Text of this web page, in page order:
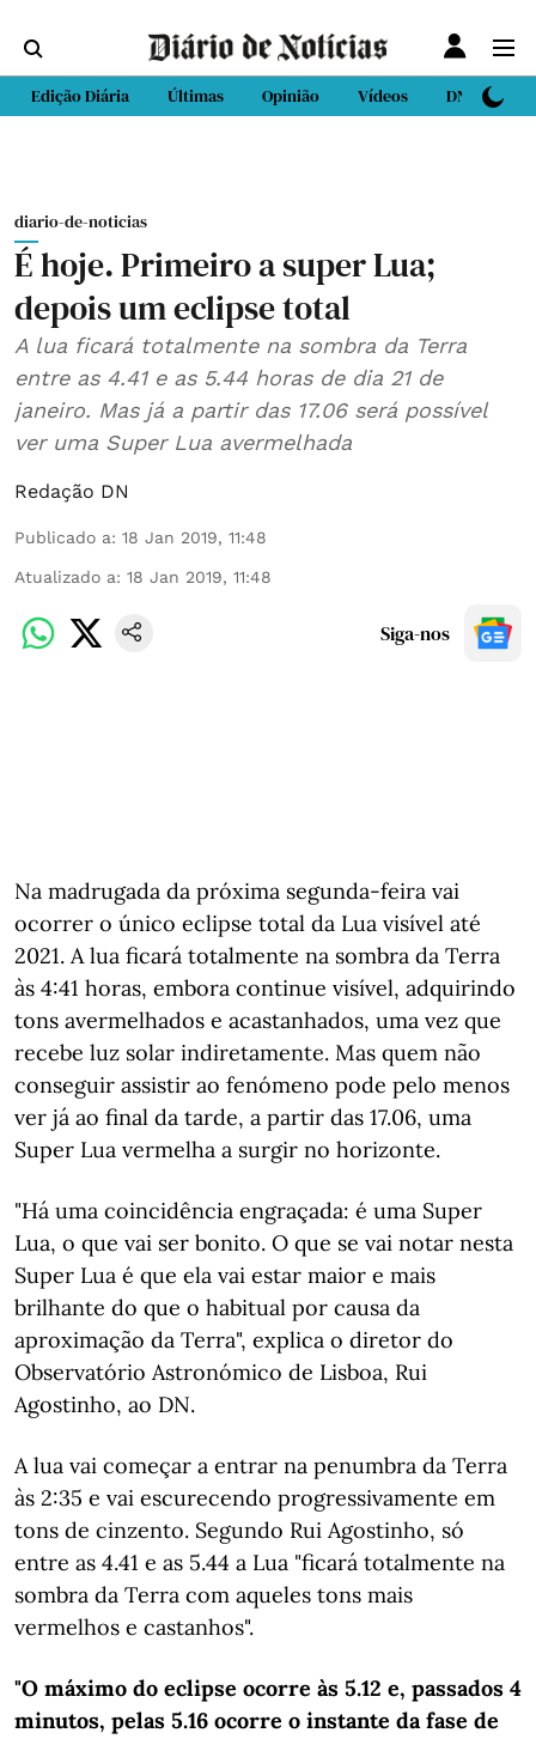
Edição Diária Últimas Opinião Vídeos DN Sport
diario-de-noticias
É hoje. Primeiro a super Lua;
depois um eclipse total
A lua ficará totalmente na sombra da Terra
entre as 4.41 e as 5.44 horas de dia 21 de
janeiro. Mas já a partir das 17.06 será possível
ver uma Super Lua avermelhada
Redação DN
Publicado a: 18 Jan 2019, 11:48
Atualizado a: 18 Jan 2019, 11:48
Siga-nos
Na madrugada da próxima segunda-feira vai
ocorrer o único eclipse total da Lua visível até
2021. A lua ficará totalmente na sombra da Terra
às 4:41 horas, embora continue visível, adquirindo
tons avermelhados e acastanhados​​​​​​, uma vez que
recebe luz solar indiretamente. Mas quem não
conseguir assistir ao fenómeno pode pelo menos
ver já ao final da tarde, a partir das 17.06, uma
Super Lua vermelha a surgir no horizonte.
"Há uma coincidência engraçada: é uma Super
Lua, o que vai ser bonito. O que se vai notar nesta
Super Lua é que ela vai estar maior e mais
brilhante do que o habitual por causa da
aproximação da Terra", explica o diretor do
Observatório Astronómico de Lisboa, Rui
Agostinho, ao DN.
A lua vai começar a entrar na penumbra da Terra
às 2:35 e vai escurecendo progressivamente em
tons de cinzento. Segundo Rui Agostinho, só
entre as 4.41 e as 5.44 a Lua "ficará totalmente na
sombra da Terra com aqueles tons mais
vermelhos e castanhos".
"O máximo do eclipse ocorre às 5.12 e, passados 4
minutos, pelas 5.16 ocorre o instante da fase de